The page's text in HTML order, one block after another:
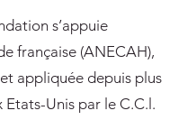
s’appuie
française (ANECAH),
appliquée depuis plus
Etats-Unis par le C.C.l.